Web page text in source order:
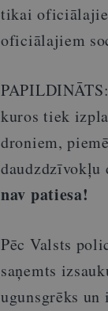
tikai
oficiālajiem
kuros tiek
droniem,
nav patiesa!
Pēc Valsts
saņemts
ugunsgrēks